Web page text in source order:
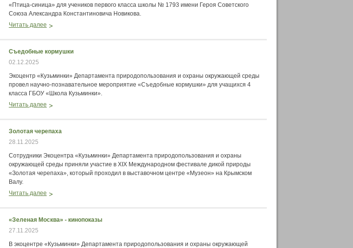
«Птица-синица» для учеников первого класса школы № 1793 имени Героя Советского
Союза Александра Константиновича Новикова.
Читать далее
Съедобные кормушки
02.12.2025
Экоцентр «Кузьминки» Департамента природопользования и охраны окружающей среды
провел научно-познавательное мероприятие «Съедобные кормушки» для учащихся 4
класса ГБОУ «Школа Кузьминки».
Читать далее
Золотая черепаха
28.11.2025
Сотрудники Экоцентра «Кузьминки» Департамента природопользования и охраны
окружающей среды приняли участие в XIX Международном фестивале дикой природы
«Золотая черепаха», который проходил в выставочном центре «Музеон» на Крымском
Валу.
Читать далее
«Зеленая Москва» - кинопоказы
27.11.2025
В экоцентре «Кузьминки» Департамента природопользования и охраны окружающей